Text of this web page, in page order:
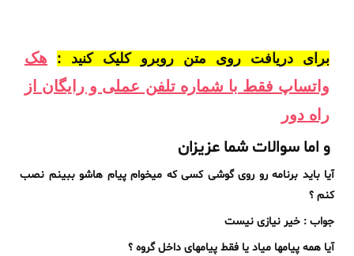
برای دریافت روی متن روبرو کلیک کنید :
هک
واتساپ فقط با شماره تلفن عملی و رایگان از
راه دور
و اما سوالات شما عزیزان
آیا باید برنامه رو روی گوشی کسی که میخوام پیام هاشو ببینم نصب
کنم ؟
جواب : خیر نیازی نیست
آیا همه پیامها میاد یا فقط پیامهای داخل گروه ؟